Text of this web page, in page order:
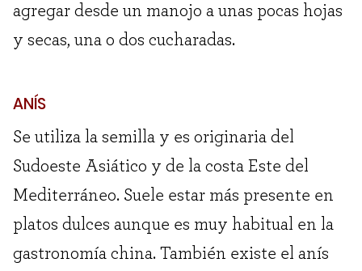
agregar desde un manojo a unas pocas hojas
y secas, una o dos cucharadas.
ANÍS
Se utiliza la semilla y es originaria del
Sudoeste Asiático y de la costa Este del
Mediterráneo. Suele estar más presente en
platos dulces aunque es muy habitual en la
gastronomía china. También existe el anís